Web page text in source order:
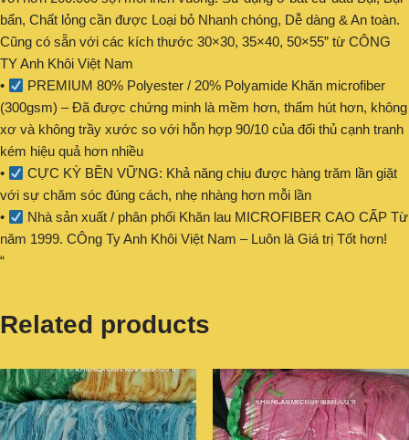
bẩn, Chất lỏng cần được Loại bỏ Nhanh chóng, Dễ dàng & An toàn.
Cũng có sẵn với các kích thước 30×30, 35×40, 50×55” từ CÔNG
TY Anh Khôi Việt Nam
•
PREMIUM 80% Polyester / 20% Polyamide Khăn microfiber
(300gsm) – Đã được chứng minh là mềm hơn, thấm hút hơn, không
xơ và không trầy xước so với hỗn hợp 90/10 của đối thủ cạnh tranh
kém hiệu quả hơn nhiều
•
CỰC KỲ BỀN VỮNG: Khả năng chịu được hàng trăm lần giặt
với sự chăm sóc đúng cách, nhẹ nhàng hơn mỗi lần
•
Nhà sản xuất / phân phối Khăn lau MICROFIBER CAO CẤP Từ
năm 1999. CÔng Ty Anh Khôi Việt Nam – Luôn là Giá trị Tốt hơn!
“
Related products